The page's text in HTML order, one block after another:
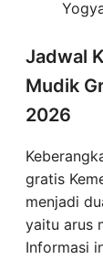
Jadwal
Mudik
2026
gratis
menjadi
yaitu arus
Informasi